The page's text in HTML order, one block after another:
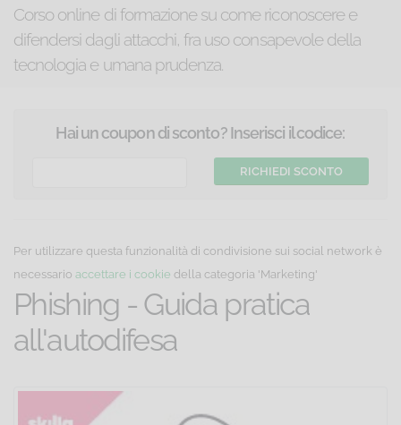
Corso online di formazione su come riconoscere e
difendersi dagli attacchi, fra uso consapevole della
tecnologia e umana prudenza.
Hai un coupon di sconto? Inserisci il codice:
Per utilizzare questa funzionalità di condivisione sui social network è
necessario accettare i cookie della categoria 'Marketing'
Phishing - Guida pratica
all'autodifesa